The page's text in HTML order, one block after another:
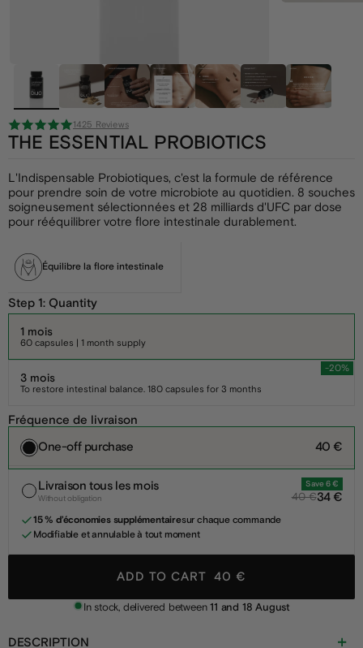
1425 Reviews
THE ESSENTIAL PROBIOTICS
L'Indispensable Probiotiques, c'est la formule de référence
pour prendre soin de votre microbiote au quotidien. 8 souches
soigneusement sélectionnées et 28 milliards d'UFC par dose
pour rééquilibrer votre flore intestinale durablement.
Équilibre la flore intestinale
Step 1: Quantity
1 mois
60 capsules | 1 month supply
-20%
3 mois
To restore intestinal balance. 180 capsules for 3 months
Fréquence de livraison
One-off purchase
40 €
Livraison tous les mois
Without obligation
Save 6 €
40 €34 €
15 % d’économies supplémentairesur chaque commande
Modifiable et annulable à tout moment
ADD TO CART 40 €
In stock, delivered between11 and 18 August
DESCRIPTION